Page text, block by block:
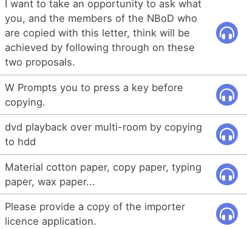
I want to take an opportunity to ask what
you, and the members of the NBoD who
are copied with this letter, think will be
achieved by following through on these
two proposals.
W Prompts you to press a key before
copying.
dvd playback over multi-room by copying
to hdd
Material cotton paper, copy paper, typing
paper, wax paper...
Please provide a copy of the importer
licence application.